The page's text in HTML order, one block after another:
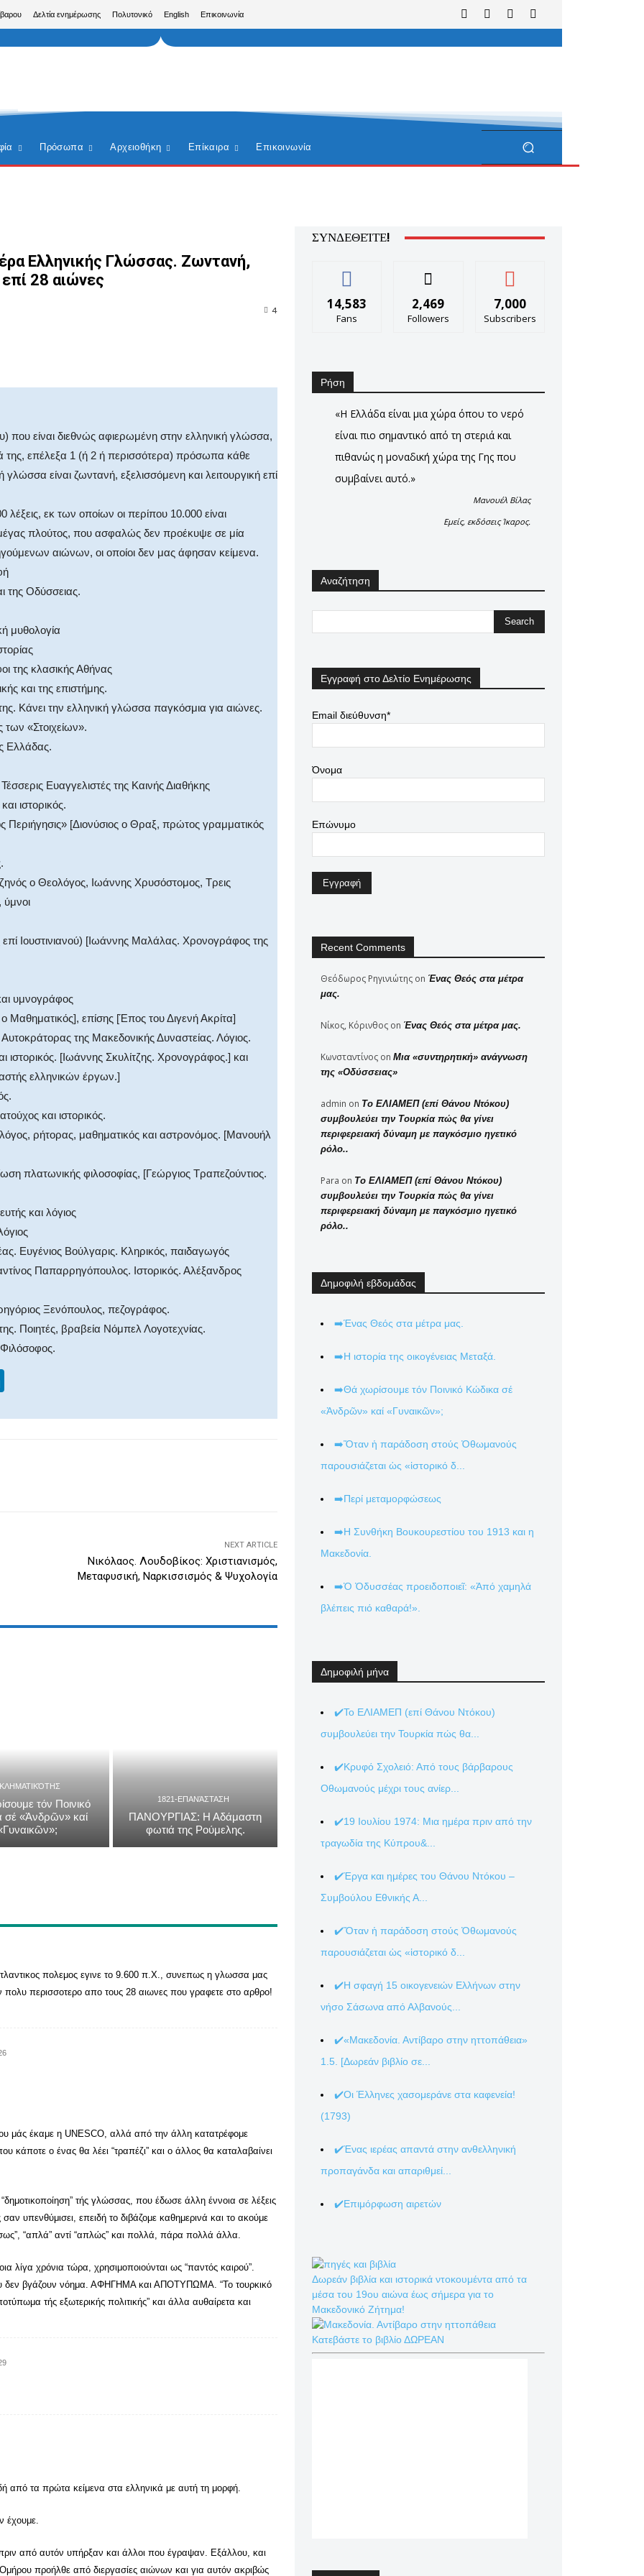
Δελτία ενημέρωσης Πολυτονικό English Επικοινωνία
Πρόσωπα Αρχειοθήκη Επίκαιρα Επικοινωνία
Ελληνικής Γλώσσας. Ζωντανή,
28 αιώνες
4
είναι διεθνώς αφιερωμένη στην ελληνική γλώσσα,
της, επέλεξα 1 (ή 2 ή περισσότερα) πρόσωπα κάθε
είναι ζωντανή, εξελισσόμενη και λειτουργική επί
εκ των οποίων οι περίπου 10.000 είναι
πλούτος, που ασφαλώς δεν προέκυψε σε μία
αιώνων, οι οποίοι δεν μας άφησαν κείμενα.
της Οδύσσειας.
μυθολογία
της κλασικής Αθήνας
και της επιστήμης.
Κάνει την ελληνική γλώσσα παγκόσμια για αιώνες.
«Στοιχείων».
Ελλάδας.
Ευαγγελιστές της Καινής Διαθήκης
ιστορικός.
[Διονύσιος ο Θραξ, πρώτος γραμματικός
ο Θεολόγος, Ιωάννης Χρυσόστομος, Τρεις
ύμνοι
Ιουστινιανού) [Ιωάννης Μαλάλας. Χρονογράφος της
υμνογράφος
Μαθηματικός], επίσης [Έπος του Διγενή Ακρίτα]
της Μακεδονικής Δυναστείας. Λόγιος.
ιστορικός. [Ιωάννης Σκυλίτζης. Χρονογράφος.] και
ελληνικών έργων.]
και ιστορικός.
ρήτορας, μαθηματικός και αστρονόμος. [Μανουήλ
πλατωνικής φιλοσοφίας, [Γεώργιος Τραπεζούντιος.
και λόγιος
Ευγένιος Βούλγαρις. Κληρικός, παιδαγωγός
Παπαρρηγόπουλος. Ιστορικός. Αλέξανδρος
Ξενόπουλος, πεζογράφος.
Ποιητές, βραβεία Νόμπελ Λογοτεχνίας.
k
NEXT ARTICLE
Νικόλαος. Λουδοβίκος: Χριστιανισμός,
Μεταφυσική, Ναρκισσισμός & Ψυχολογία
τόν Ποινικό
σέ «Ἀνδρῶν» καί
1821-ΕΠΑΝΆΣΤΑΣΗ
ΠΑΝΟΥΡΓΙΑΣ: Η Αδάμαστη
φωτιά της Ρούμελης.
πολεμος εγινε το 9.600 π.Χ., συνεπως η γλωσσα μας
πολυ περισσοτερο απο τους 28 αιωνες που γραφετε στο αρθρο!
μάς έκαμε η UNESCO, αλλά από την άλλη κατατρέφομε
κάποτε ο ένας θα λέει “τραπέζι” και ο άλλος θα καταλαβαίνει
τής γλώσσας, που έδωσε άλλη έννοια σε λέξεις
σαν υπενθύμισει, επειδή το διβάζομε καθημερινά και το ακούμε
“απλά” αντί “απλώς” και πολλά, πάρα πολλά άλλα.
λίγα χρόνια τώρα, χρησιμοποιούνται ως “παντός καιρού”.
δεν βγάζουν νόημα. ΑΦΗΓΗΜΑ και ΑΠΟΤΥΠΩΜΑ. “Το τουρκικό
τής εξωτερικής πολιτικής” και άλλα αυθαίρετα και
από τα πρώτα κείμενα στα ελληνικά με αυτή τη μορφή.
έχουμε.
από αυτόν υπήρξαν και άλλοι που έγραψαν. Εξάλλου, και
προήλθε από διεργασίες αιώνων και για αυτόν ακριβώς
ΣΥΝΔΕΘΕΊΤΕ!
14,583
Fans
2,469
Followers
7,000
Subscribers
Ρήση
«Η Ελλάδα είναι μια χώρα όπου το νερό
είναι πιο σημαντικό από τη στεριά και
πιθανώς η μοναδική χώρα της Γης που
συμβαίνει αυτό.»
Μανουέλ Βίλας
Εμείς, εκδόσεις Ίκαρος.
Αναζήτηση
Εγγραφή στο Δελτίο Ενημέρωσης
Email διεύθυνση*
Όνομα
Επώνυμο
Recent Comments
Θεόδωρος Ρηγινιώτης on Ένας Θεός στα μέτρα
μας.
Νίκος, Κόρινθος on Ένας Θεός στα μέτρα μας.
Κωνσταντίνος on Μια «συντηρητική» ανάγνωση
της «Οδύσσειας»
admin on Το ΕΛΙΑΜΕΠ (επί Θάνου Ντόκου)
συμβουλεύει την Τουρκία πώς θα γίνει
περιφερειακή δύναμη με παγκόσμιο ηγετικό
ρόλο..
Para on Το ΕΛΙΑΜΕΠ (επί Θάνου Ντόκου)
συμβουλεύει την Τουρκία πώς θα γίνει
περιφερειακή δύναμη με παγκόσμιο ηγετικό
ρόλο..
Δημοφιλή εβδομάδας
➡️Ένας Θεός στα μέτρα μας.
➡️Η ιστορία της οικογένειας Μεταξά.
➡️Θά χωρίσουμε τόν Ποινικό Κώδικα σέ
«Ἀνδρῶν» καί «Γυναικῶν»;
➡️Ὅταν ἡ παράδοση στούς Ὀθωμανούς
παρουσιάζεται ὡς «ἱστορικό δ...
➡️Περί μεταμορφώσεως
➡️Η Συνθήκη Βουκουρεστίου του 1913 και η
Μακεδονία.
➡️Ὁ Ὀδυσσέας προειδοποιεῖ: «Ἀπό χαμηλά
βλέπεις πιό καθαρά!».
Δημοφιλή μήνα
✔️Το ΕΛΙΑΜΕΠ (επί Θάνου Ντόκου)
συμβουλεύει την Τουρκία πώς θα...
✔️Κρυφό Σχολειό: Από τους βάρβαρους
Οθωμανούς μέχρι τους ανίερ...
✔️19 Ιουλίου 1974: Μια ημέρα πριν από την
τραγωδία της Κύπρου&...
✔️Έργα και ημέρες του Θάνου Ντόκου –
Συμβούλου Εθνικής Α...
✔️Ὅταν ἡ παράδοση στούς Ὀθωμανούς
παρουσιάζεται ὡς «ἱστορικό δ...
✔️Η σφαγή 15 οικογενειών Ελλήνων στην
νήσο Σάσωνα από Αλβανούς...
✔️«Μακεδονία. Αντίβαρο στην ηττοπάθεια»
1.5. [Δωρεάν βιβλίο σε...
✔️Οι Έλληνες χασομεράνε στα καφενεία!
(1793)
✔️Ένας ιερέας απαντά στην ανθελληνική
προπαγάνδα και απαριθμεί...
✔️Επιμόρφωση αιρετών
Δωρεάν βιβλία και ιστορικά ντοκουμέντα από τα
μέσα του 19ου αιώνα έως σήμερα για το
Μακεδονικό Ζήτημα!
Κατεβάστε το βιβλίο ΔΩΡΕΑΝ